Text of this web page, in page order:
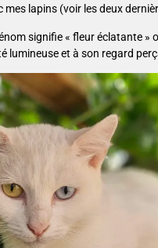
mes lapins (voir les deux
signifie « fleur éclatante »
lumineuse et à son regard